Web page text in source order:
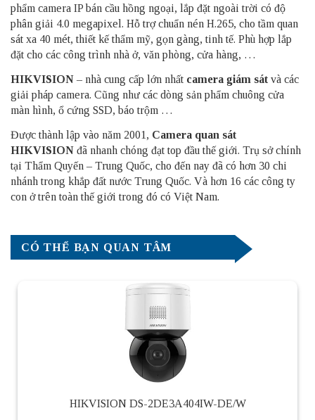
phẩm camera IP bán cầu hồng ngoại, lắp đặt ngoài trời có độ
phân giải 4.0 megapixel. Hỗ trợ chuẩn nén H.265, cho tầm quan
sát xa 40 mét, thiết kế thẩm mỹ, gọn gàng, tinh tế. Phù hợp lắp
đặt cho các công trình nhà ở, văn phòng, cửa hàng, …
HIKVISION – nhà cung cấp lớn nhất camera giám sát và các
giải pháp camera. Cũng như các dòng sản phẩm chuông cửa
màn hình, ổ cứng SSD, báo trộm …
Được thành lập vào năm 2001, Camera quan sát
HIKVISION đã nhanh chóng đạt top đầu thế giới. Trụ sở chính
tại Thẩm Quyến – Trung Quốc, cho đến nay đã có hơn 30 chi
nhánh trong khắp đất nước Trung Quốc. Và hơn 16 các công ty
con ở trên toàn thế giới trong đó có Việt Nam.
CÓ THỂ BẠN QUAN TÂM
HIKVISION DS-2DE3A404IW-DE/W